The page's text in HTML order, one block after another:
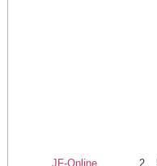
JF-Online 2